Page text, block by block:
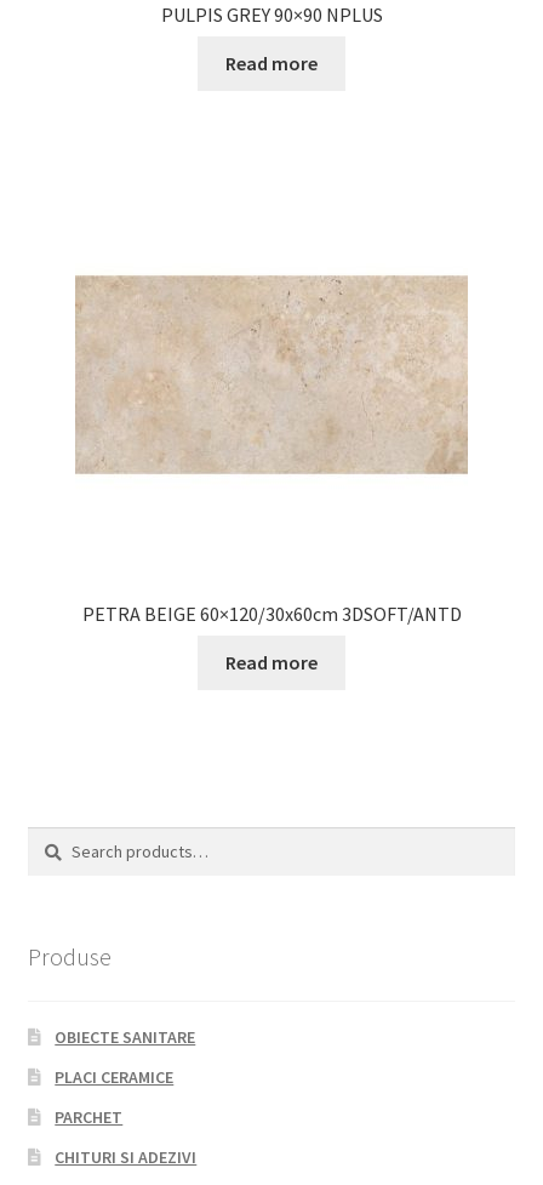
PULPIS GREY 90×90 NPLUS
Read more
PETRA BEIGE 60×120/30x60cm 3DSOFT/ANTD
Read more
Search
Search
Produse
OBIECTE SANITARE
PLACI CERAMICE
PARCHET
CHITURI SI ADEZIVI